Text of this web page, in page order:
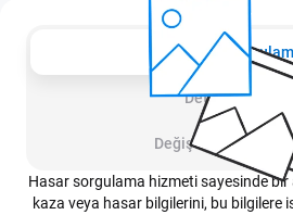
Hasar
Detay Sorgulama
Değişen Parça
Hasar sorgulama hizmeti sayesinde
kaza veya hasar bilgilerini, bu bilgilere